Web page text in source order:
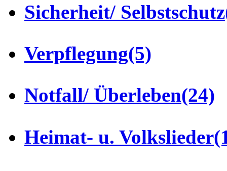
Sicherheit/ Selbstschutz
Verpflegung(5)
Notfall/ Überleben(24)
Heimat- u. Volkslieder